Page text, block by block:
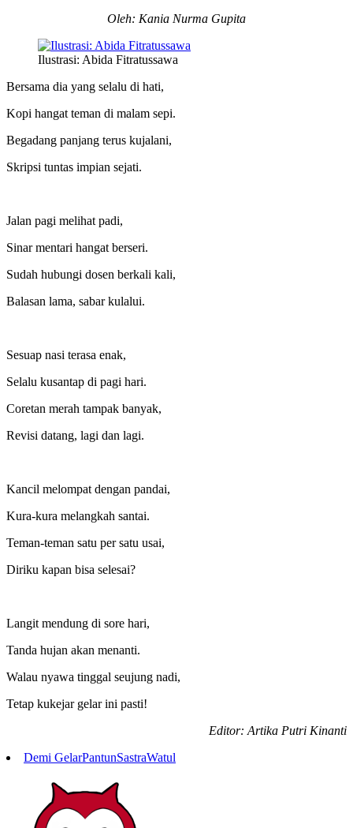
Oleh: Kania Nurma Gupita
Ilustrasi: Abida Fitratussawa
Bersama dia yang selalu di hati,
Kopi hangat teman di malam sepi.
Begadang panjang terus kujalani,
Skripsi tuntas impian sejati.
Jalan pagi melihat padi,
Sinar mentari hangat berseri.
Sudah hubungi dosen berkali kali,
Balasan lama, sabar kulalui.
Sesuap nasi terasa enak,
Selalu kusantap di pagi hari.
Coretan merah tampak banyak,
Revisi datang, lagi dan lagi.
Kancil melompat dengan pandai,
Kura-kura melangkah santai.
Teman-teman satu per satu usai,
Diriku kapan bisa selesai?
Langit mendung di sore hari,
Tanda hujan akan menanti.
Walau nyawa tinggal seujung nadi,
Tetap kukejar gelar ini pasti!
Editor: Artika Putri Kinanti
Demi GelarPantunSastraWatul